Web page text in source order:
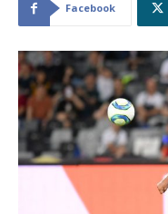
Facebook